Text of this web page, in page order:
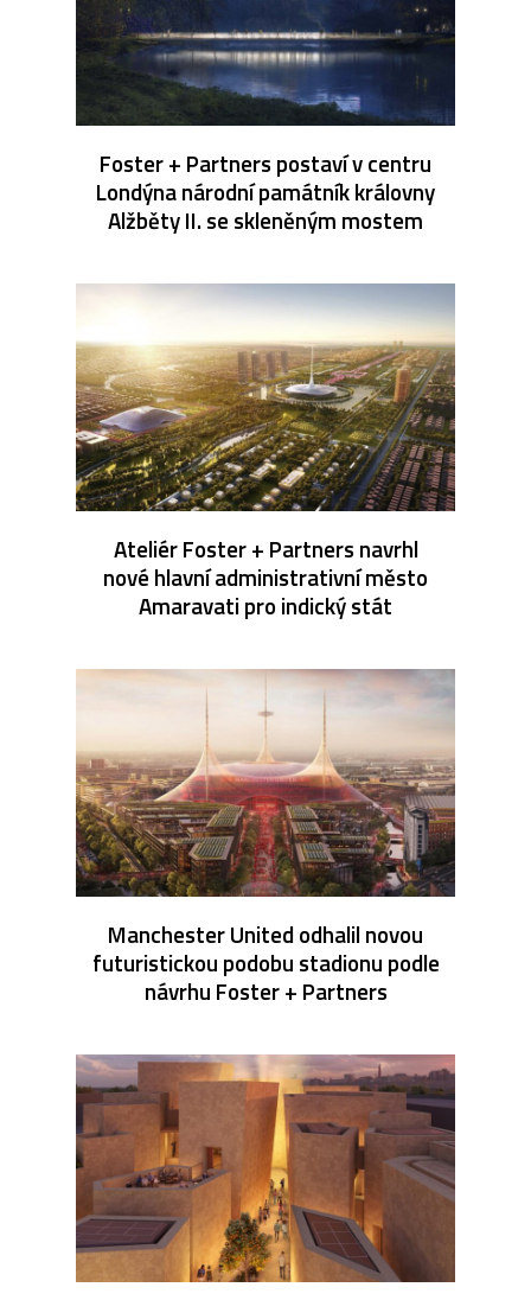
Foster + Partners postaví v centru
Londýna národní památník královny
Alžběty II. se skleněným mostem
Ateliér Foster + Partners navrhl
nové hlavní administrativní město
Amaravati pro indický stát
Manchester United odhalil novou
futuristickou podobu stadionu podle
návrhu Foster + Partners